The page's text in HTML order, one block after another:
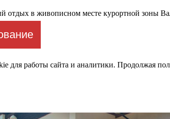
отдых в живописном месте курортной зоны
для работы сайта и аналитики. Продолжая